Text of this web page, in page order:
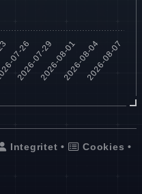
Integritet • Cookies •